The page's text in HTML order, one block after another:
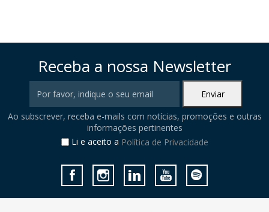
Receba a nossa Newsletter
Ao subscrever, receba e-mails com notícias, promoções e outras
informações pertinentes
Li e aceito a Política de Privacidade